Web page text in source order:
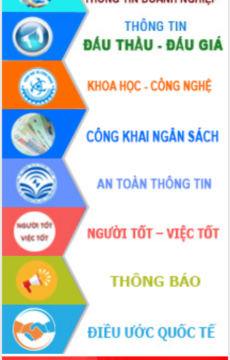
công tỉnh
Đắk Lắk: Tôn vinh 46 giải pháp tại Hội
thi Sáng tạo Kỹ thuật 2024 - 2025
Đắk Lắk rà soát, điều chỉnh Đề án 190
về phát triển nuôi trồng thủy sản
Phó Chủ tịch UBND tỉnh Đắk Lắk
Trương Công Thái kiểm tra thực địa
Dự án cao tốc Khánh Hòa - Buôn Ma
Thuột
Định vị cà phê Việt Nam như một “di
sản sống” trong dòng chảy toàn cầu
Xây dựng nông thôn mới: Nâng cao đời
sống người dân từ những mô hình thiết
thực
Quyết liệt tháo gỡ vướng mắc, đẩy
nhanh tiến độ các dự án trọng điểm
trong Khu kinh tế Nam Phú Yên
Hòn Yến phát triển du lịch gắn với bảo
tồn biển
Lấy ý kiến điều chỉnh Quy hoạch tỉnh
Đắk Lắk thời kỳ 2021-2030, tầm nhìn
đến năm 2050
Phát động chiến dịch 30 ngày đêm
giải phóng mặt bằng Tuyến đường bộ
ven biển
Đắk Lắk nỗ lực thúc đẩy tăng trưởng
kinh tế từ 10% trở lên trong Quý
II/2026
Đắk Lắk ký kết thỏa thuận hợp tác về
chuyển đổi số giai đoạn 2026 – 2030
với Tập đoàn Bưu chính Viễn thông
Việt Nam